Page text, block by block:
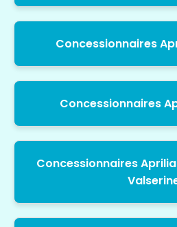
Concessionnaires
Concessionnaires
Concessionnaires